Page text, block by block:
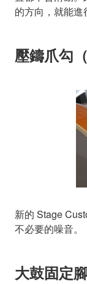
的方向，就能進
壓鑄爪勾（
新的 Stage
不必要的噪音。
大鼓固定